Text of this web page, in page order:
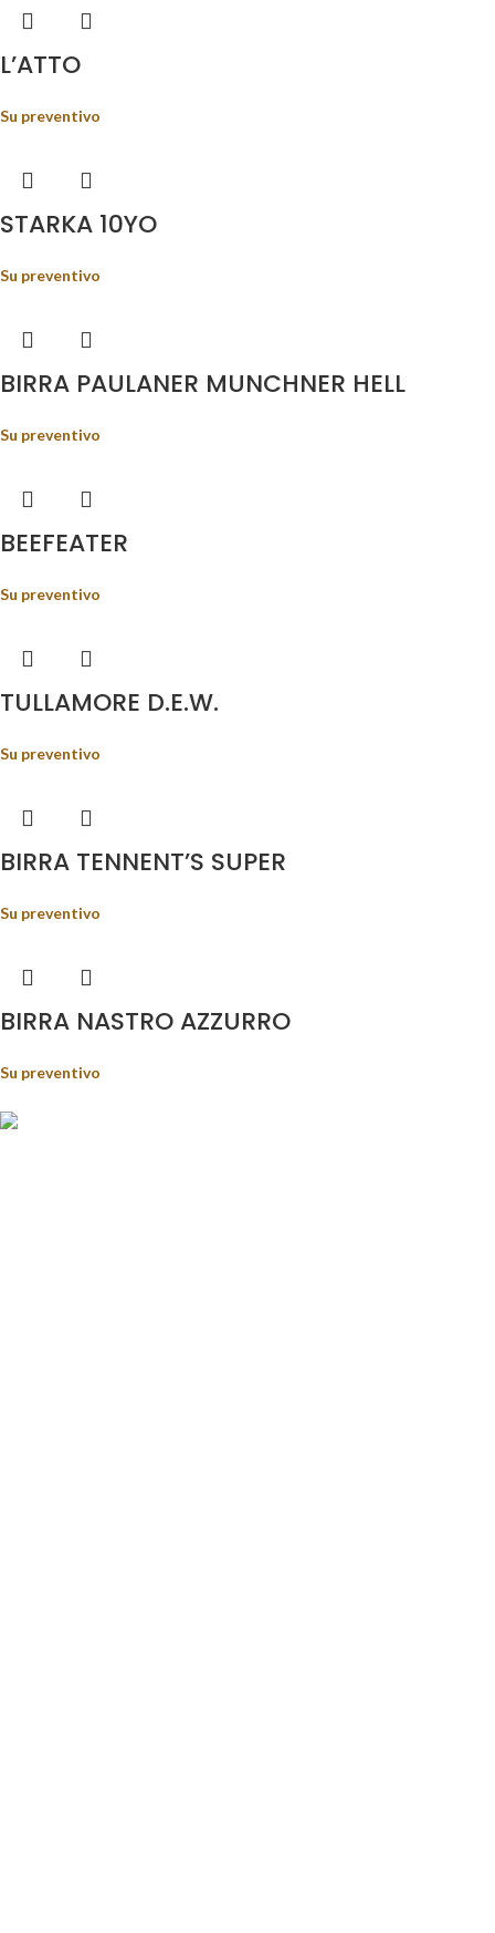
L’ATTO
Su preventivo
STARKA 10YO
Su preventivo
BIRRA PAULANER MUNCHNER HELL
Su preventivo
BEEFEATER
Su preventivo
TULLAMORE D.E.W.
Su preventivo
BIRRA TENNENT’S SUPER
Su preventivo
BIRRA NASTRO AZZURRO
Su preventivo